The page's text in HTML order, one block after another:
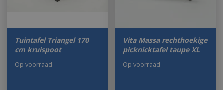
Tuintafel Triangel 170
cm kruispoot
Op voorraad
Vita Massa rechthoekige
picknicktafel taupe XL
Op voorraad